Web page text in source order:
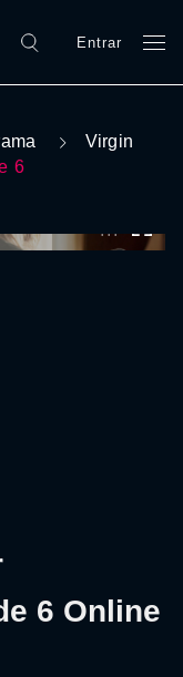
Entrar
Virgin
6
6 Online